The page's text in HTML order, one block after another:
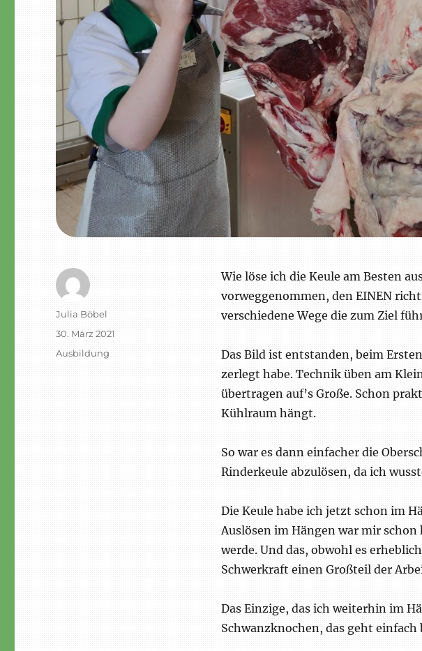
Wie löse ich die Keule am Besten
vorweggenommen, den EINEN
verschiedene Wege die zum Ziel
Das Bild ist entstanden, beim
zerlegt habe. Technik üben am
übertragen auf’s Große. Schon
Kühlraum hängt.
So war es dann einfacher die
Rinderkeule abzulösen, da ich
Die Keule habe ich jetzt schon im
Auslösen im Hängen war mir
werde. Und das, obwohl es
Schwerkraft einen Großteil der
Das Einzige, das ich weiterhin im
Schwanzknochen, das geht einfach
Autor
Julia Böbel
Veröffentlicht
30. März 2021
Schlagwörter
Ausbildung